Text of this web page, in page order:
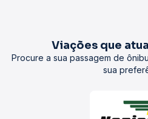
Viações que
Procure a sua passagem de
sua